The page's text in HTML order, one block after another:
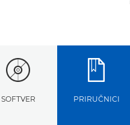
SOFTVER PRIRUČNICI